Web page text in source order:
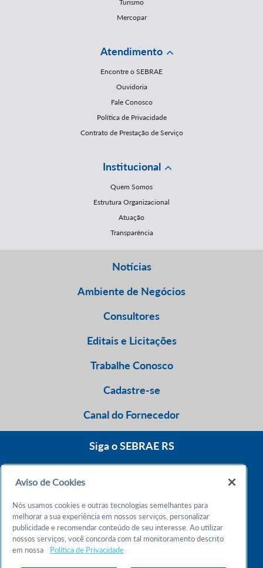
Turismo
Mercopar
Atendimento
Encontre o SEBRAE
Ouvidoria
Fale Conosco
Política de Privacidade
Contrato de Prestação de Serviço
Institucional
Quem Somos
Estrutura Organizacional
Atuação
Transparência
Notícias
Ambiente de Negócios
Consultores
Editais e Licitações
Trabalhe Conosco
Cadastre-se
Canal do Fornecedor
Siga o SEBRAE RS
Atendimento 24h
Chame no WhatsApp
Aviso de Cookies
Nós usamos cookies e outras tecnologias semelhantes para
melhorar a sua experiência em nossos serviços, personalizar
publicidade e recomendar conteúdo de seu interesse. Ao utilizar
nossos serviços, você concorda com tal monitoramento descrito
em nossa
Política de Privacidade